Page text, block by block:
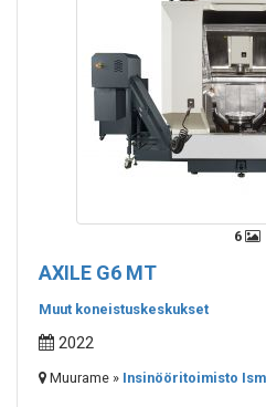
6
AXILE G6 MT
Muut koneistuskeskukset
2022
Muurame » Insinööritoimisto